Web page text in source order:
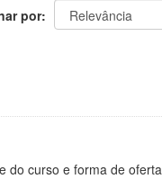
por
do curso e forma de oferta